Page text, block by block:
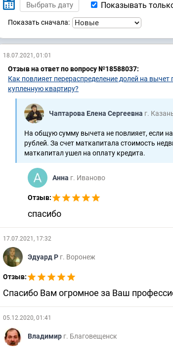
Показывать
Показать сначала:
18.07.2021, 01:01
Отзыв на ответ по вопросу №18588037:
Как повлияет перераспределение долей на
купленную квартиру?
Чаптарова Елена Сергеевна г.
На общую сумму вычета не повлияет, если
рублей. За счет маткапитала стоимость
маткапитал ушел на оплату кредита.
Анна г. Иваново
Отзыв:
спасибо
17.07.2021, 17:32
Эдуард Р г. Воронеж
Отзыв:
Спасибо Вам огромное за Ваш
05.12.2020, 01:41
Владимир г. Благовещенск